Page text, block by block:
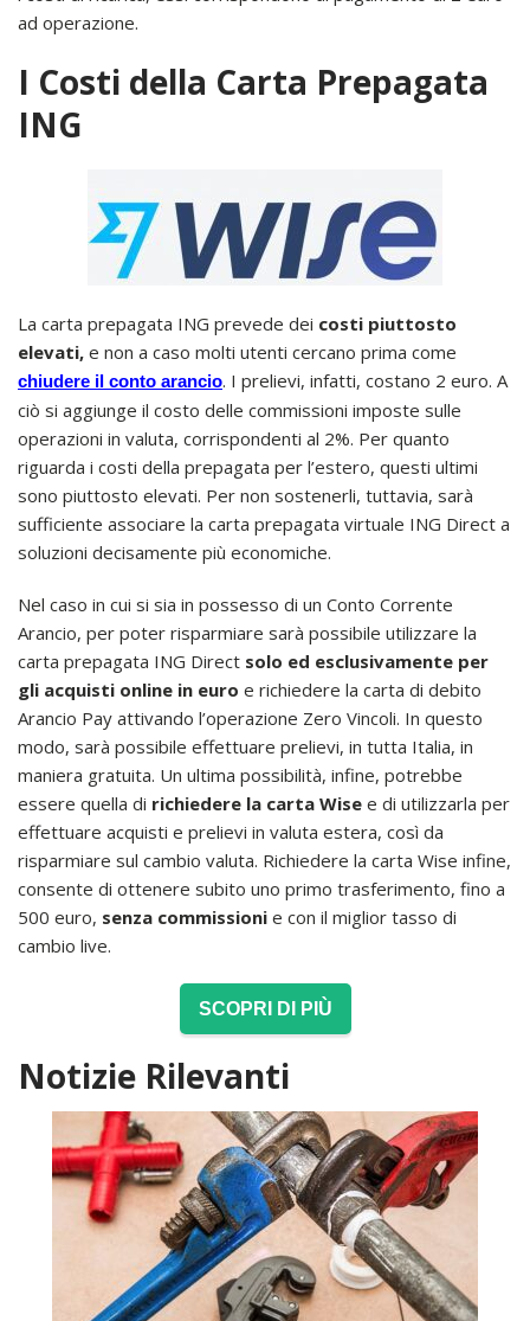
ad operazione.
I Costi della Carta Prepagata
ING
La carta prepagata ING prevede dei costi piuttosto
elevati, e non a caso molti utenti cercano prima come
chiudere il conto arancio. I prelievi, infatti, costano 2 euro. A
ciò si aggiunge il costo delle commissioni imposte sulle
operazioni in valuta, corrispondenti al 2%. Per quanto
riguarda i costi della prepagata per l’estero, questi ultimi
sono piuttosto elevati. Per non sostenerli, tuttavia, sarà
sufficiente associare la carta prepagata virtuale ING Direct a
soluzioni decisamente più economiche.
Nel caso in cui si sia in possesso di un Conto Corrente
Arancio, per poter risparmiare sarà possibile utilizzare la
carta prepagata ING Direct solo ed esclusivamente per
gli acquisti online in euro e richiedere la carta di debito
Arancio Pay attivando l’operazione Zero Vincoli. In questo
modo, sarà possibile effettuare prelievi, in tutta Italia, in
maniera gratuita. Un ultima possibilità, infine, potrebbe
essere quella di richiedere la carta Wise e di utilizzarla per
effettuare acquisti e prelievi in valuta estera, così da
risparmiare sul cambio valuta. Richiedere la carta Wise infine,
consente di ottenere subito uno primo trasferimento, fino a
500 euro, senza commissioni e con il miglior tasso di
cambio live.
SCOPRI DI PIÙ
Notizie Rilevanti